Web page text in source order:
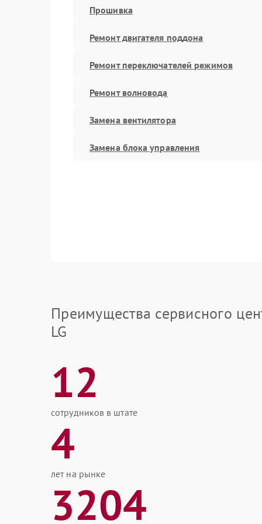
Прошивка
Ремонт двигателя поддона
Ремонт переключателей режимов
Ремонт волновода
Замена вентилятора
Замена блока управления
Преимущества сервисного
LG
12
сотрудников в штате
4
лет на рынке
3204